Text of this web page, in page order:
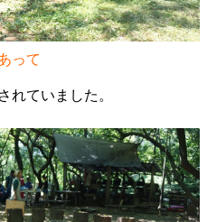
って
れていました。